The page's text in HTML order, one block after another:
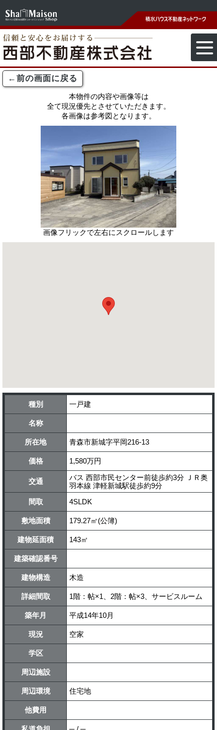
←前の画面に戻る
本物件の内容や画像等は
全て現況優先とさせていただきます。
各画像は参考図となります。
画像フリックで左右にスクロールします
種別 一戸建
名称
所在地 青森市新城字平岡216-13
価格 1,580万円
交通
バス 西部市民センター前徒歩約3分 ＪＲ奥
羽本線 津軽新城駅徒歩約9分
間取
4SLDK
敷地面積 179.27㎡(公簿)
建物延面積 143㎡
建築確認番号
建物構造 木造
詳細間取 1階：帖×1、2階：帖×3、サービスルーム
築年月 平成14年10月
現況 空家
学区
周辺施設
周辺環境 住宅地
他費用